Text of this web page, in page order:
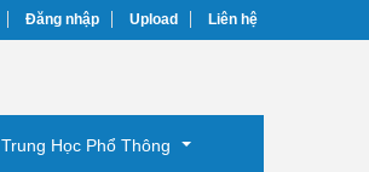
Đăng nhập Upload Liên hệ
Trung Học Phổ Thông